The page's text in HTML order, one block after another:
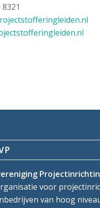
voor
van hoog